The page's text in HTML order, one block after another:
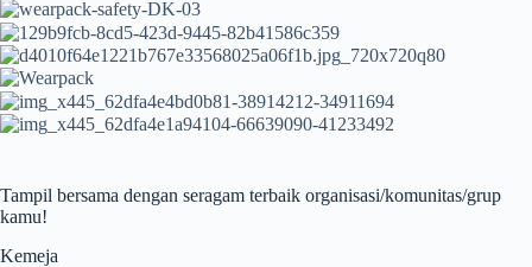
Tampil bersama dengan seragam terbaik organisasi/komunitas/grup
kamu!
Kemeja